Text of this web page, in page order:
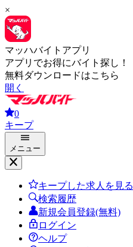
×
マッハバイトアプリ
アプリでお得にバイト探し！
無料ダウンロードはこちら
開く
0
キープ
メニュー
キープした求人を見る
検索履歴
新規会員登録(無料)
ログイン
ヘルプ